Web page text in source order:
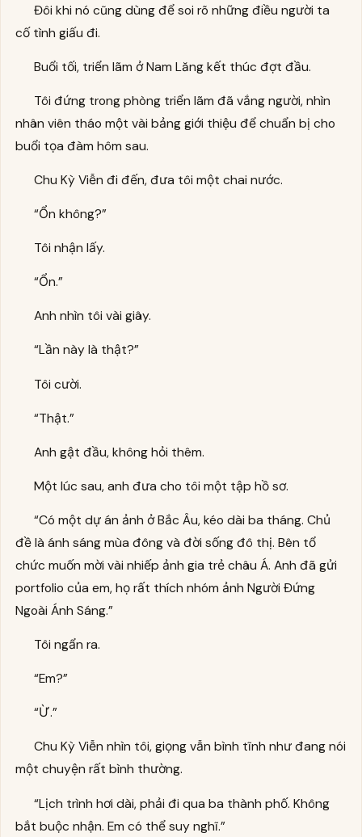
Đôi khi nó cũng dùng để soi rõ những điều người ta
cố tình giấu đi.
Buổi tối, triển lãm ở Nam Lăng kết thúc đợt đầu.
Tôi đứng trong phòng triển lãm đã vắng người, nhìn
nhân viên tháo một vài bảng giới thiệu để chuẩn bị cho
buổi tọa đàm hôm sau.
Chu Kỳ Viễn đi đến, đưa tôi một chai nước.
“Ổn không?”
Tôi nhận lấy.
“Ổn.”
Anh nhìn tôi vài giây.
“Lần này là thật?”
Tôi cười.
“Thật.”
Anh gật đầu, không hỏi thêm.
Một lúc sau, anh đưa cho tôi một tập hồ sơ.
“Có một dự án ảnh ở Bắc Âu, kéo dài ba tháng. Chủ
đề là ánh sáng mùa đông và đời sống đô thị. Bên tổ
chức muốn mời vài nhiếp ảnh gia trẻ châu Á. Anh đã gửi
portfolio của em, họ rất thích nhóm ảnh Người Đứng
Ngoài Ánh Sáng.”
Tôi ngẩn ra.
“Em?”
“Ừ.”
Chu Kỳ Viễn nhìn tôi, giọng vẫn bình tĩnh như đang nói
một chuyện rất bình thường.
“Lịch trình hơi dài, phải đi qua ba thành phố. Không
bắt buộc nhận. Em có thể suy nghĩ.”